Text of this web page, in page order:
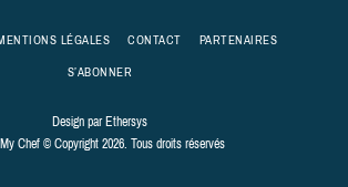
LÉGALES CONTACT
PARTENAIRES
S’ABONNER
Design parEthersys
Chef © Copyright 2026. Tous droits réservés